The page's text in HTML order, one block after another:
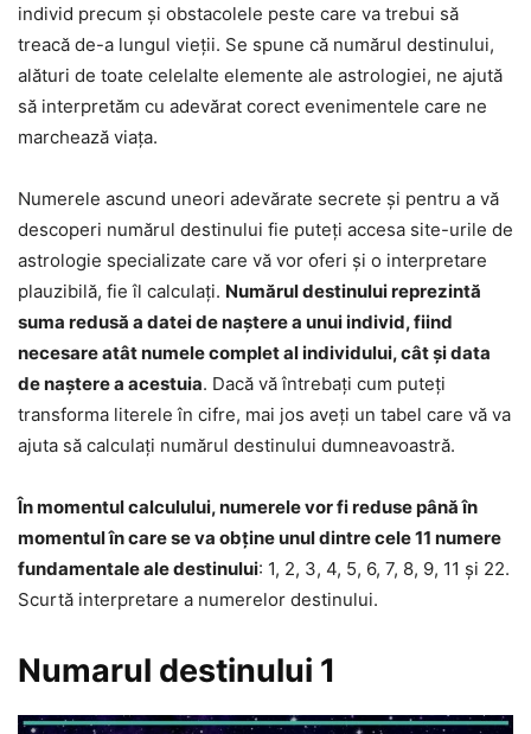
individ precum și obstacolele peste care va trebui să
treacă de-a lungul vieții. Se spune că numărul destinului,
alături de toate celelalte elemente ale astrologiei, ne ajută
să interpretăm cu adevărat corect evenimentele care ne
marchează viața.
Numerele ascund uneori adevărate secrete și pentru a vă
descoperi numărul destinului fie puteți accesa site-urile de
astrologie specializate care vă vor oferi și o interpretare
plauzibilă, fie îl calculați. Numărul destinului reprezintă
suma redusă a datei de naștere a unui individ, fiind
necesare atât numele complet al individului, cât și data
de naștere a acestuia. Dacă vă întrebați cum puteți
transforma literele în cifre, mai jos aveți un tabel care vă va
ajuta să calculați numărul destinului dumneavoastră.
În momentul calculului, numerele vor fi reduse până în
momentul în care se va obține unul dintre cele 11 numere
fundamentale ale destinului: 1, 2, 3, 4, 5, 6, 7, 8, 9, 11 și 22.
Scurtă interpretare a numerelor destinului.
Numarul destinului 1